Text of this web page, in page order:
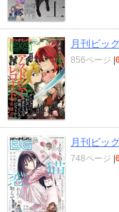
月刊ビッ
856ページ
月刊ビッ
748ページ